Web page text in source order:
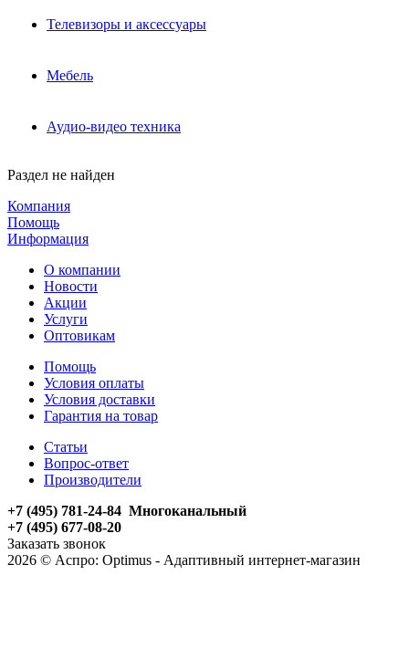
Телевизоры и аксессуары
Мебель
Аудио-видео техника
Раздел не найден
Компания
Помощь
Информация
О компании
Новости
Акции
Услуги
Оптовикам
Помощь
Условия оплаты
Условия доставки
Гарантия на товар
Статьи
Вопрос-ответ
Производители
+7 (495) 781-24-84 Многоканальный
+7 (495) 677-08-20
Заказать звонок
2026 © Аспро: Optimus - Адаптивный интернет-магазин